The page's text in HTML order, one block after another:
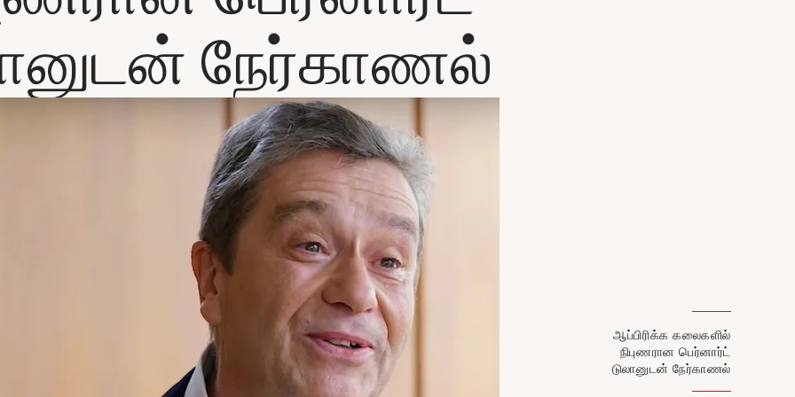
நேர்காணல்
ஆப்பிரிக்க கலைகளில்
நிபுணரான பெர்னார்ட்
டுலானுடன் நேர்காணல்